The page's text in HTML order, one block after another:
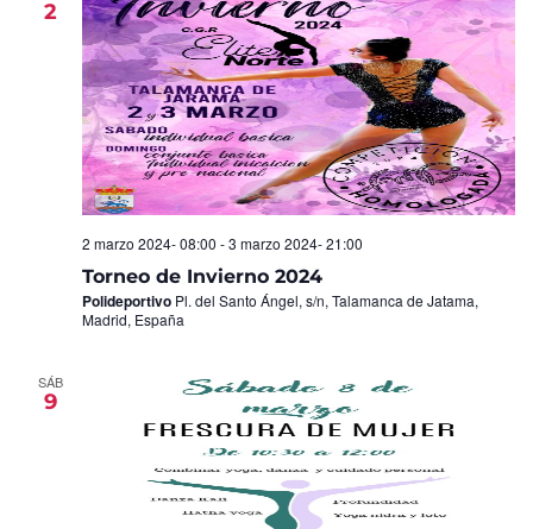
Eventos
2
Torneo de Invierno 2024
2 marzo 2024- 08:00 -3 marzo 2024- 21:00
Polideportivo Pl. del Santo Ángel, s/n, Talamanca de Jatama,
Madrid, España
SÁB
9